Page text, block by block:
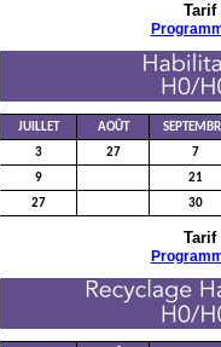
Tarif
JUILLET AOÛT
3
27
7
9
21
27
30
Tarif